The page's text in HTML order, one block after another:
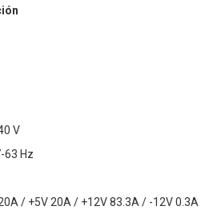
V
63 Hz
/ +5V 20A / +12V 83.3A / -12V